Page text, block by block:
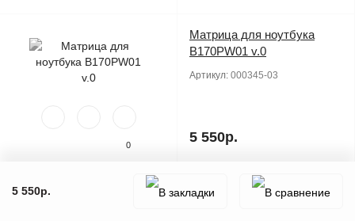
0
Матрица для ноутбука
B170PW01 v.0
Артикул: 000345-03
5 550р.
Продано
Матрица для ноутбука
B170PW03 v.0
5 550р.